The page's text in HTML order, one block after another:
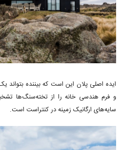
ایده اصلی پلان این است که بیننده بتواند
و فرم هندسی خانه را از تخته‌سنگ‌ها
سایه‌های ارگانیک زمینه در کنتراست است.